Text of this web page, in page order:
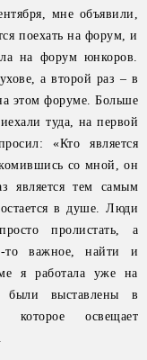
мне объявили,
поехать на форум, и
на форум юнкоров.
а второй раз – в
этом форуме. Больше
туда, на первой
«Кто является
со мной, он
является тем самым
в душе. Люди
пролистать, а
то важное, найти и
я работала уже на
были выставлены в
которое освещает